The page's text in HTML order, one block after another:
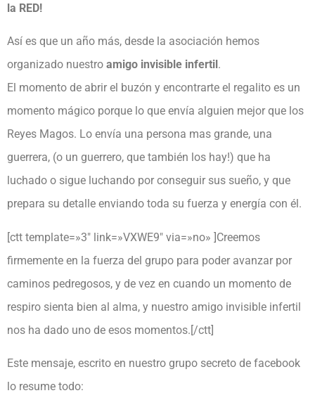
la RED!
Así es que un año más, desde la asociación hemos
organizado nuestro amigo invisible infertil .
El momento de abrir el buzón y encontrarte el regalito es un
momento mágico porque lo que envía alguien mejor que los
Reyes Magos. Lo envía una persona mas grande, una
guerrera, (o un guerrero, que también los hay!) que ha
luchado o sigue luchando por conseguir sus sueño, y que
prepara su detalle enviando toda su fuerza y energía con él.
[ctt template=»3″ link=»VXWE9″ via=»no» ]Creemos
firmemente en la fuerza del grupo para poder avanzar por
caminos pedregosos, y de vez en cuando un momento de
respiro sienta bien al alma, y nuestro amigo invisible infertil
nos ha dado uno de esos momentos.[/ctt]
Este mensaje, escrito en nuestro grupo secreto de facebook
lo resume todo: